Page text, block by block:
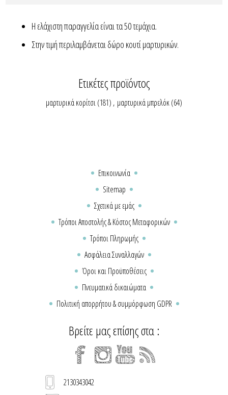
Η ελάχιστη παραγγελία είναι τα 50 τεμάχια.
Στην τιμή περιλαμβάνεται δώρο κουτί μαρτυρικών.
Ετικέτες προϊόντος
μαρτυρικά κορίτσι(181) , μαρτυρικά μπρελόκ(64)
Επικοινωνία
Sitemap
Σχετικά με εμάς
Τρόποι Αποστολής & Κόστος Μεταφορικών
Τρόποι Πληρωμής
Ασφάλεια Συναλλαγών
Όροι και Προϋποθέσεις
Πνευματικά δικαιώματα
Πολιτική απορρήτου & συμμόρφωση GDPR
Βρείτε μας επίσης στα :
2130343042